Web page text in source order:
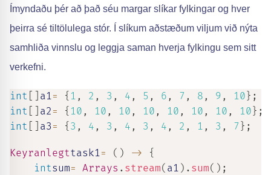
Ímyndaðu þér að það séu margar slíkar fylkingar og hver
þeirra sé tiltölulega stór. Í slíkum aðstæðum viljum við nýta
samhliða vinnslu og leggja saman hverja fylkingu sem sitt
verkefni.
int a1= { 1 , 2 , 3 , 4 , 5 , 6 , 7 , 8 , 9 , 10 } ;
int
a2 = { 10 , 10 , 10 , 10 , 10 , 10 , 10 , 10 } ;
int
a3 = { 3 , 4 , 3 , 4 , 3 , 4 , 2 , 1 , 3 , 7 } ;
Keyranlegttask1= ( ) ->
{
intsum= Arrays . stream( a1 ) . sum( ) ;